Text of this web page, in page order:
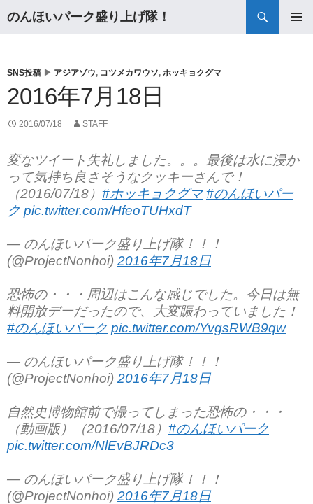
のんほいパーク盛り上げ隊！
索
ン
ツ
へ
キ
プ
SNS投稿 ▶ アジアゾウ, コツメカワウソ, ホッキョクグマ
2016年7月18日
2016/07/18 STAFF
変なツイート失礼しました。。。最後は水に浸か
って気持ち良さそうなクッキーさんで！
（2016/07/18） #ホッキョクグマ #のんほいパー
ク pic.twitter.com/HfeoTUHxdT
— のんほいパーク盛り上げ隊！！！
(@ProjectNonhoi) 2016年7月18日
恐怖の・・・周辺はこんな感じでした。今日は無
料開放デーだったので、大変賑わっていました！
#のんほいパーク pic.twitter.com/YvgsRWB9qw
— のんほいパーク盛り上げ隊！！！
(@ProjectNonhoi) 2016年7月18日
自然史博物館前で撮ってしまった恐怖の・・・
（動画版）（2016/07/18） #のんほいパーク
pic.twitter.com/NlEvBJRDc3
— のんほいパーク盛り上げ隊！！！
(@ProjectNonhoi) 2016年7月18日